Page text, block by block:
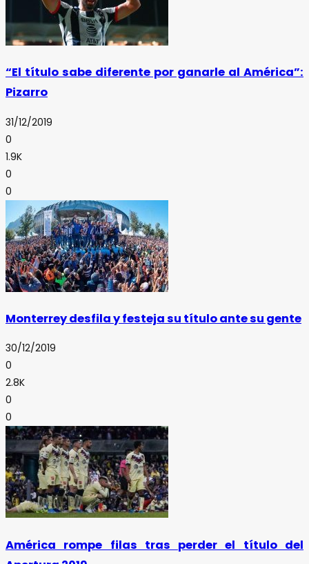
“El título sabe diferente por ganarle al América”:
Pizarro
31/12/2019
0
1.9K
0
0
Monterrey desfila y festeja su título ante su gente
30/12/2019
0
2.8K
0
0
América rompe filas tras perder el título del